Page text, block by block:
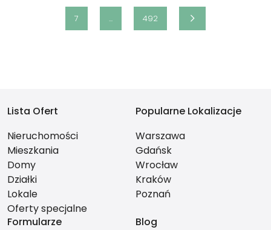
7 ... 492
Lista Ofert
Nieruchomości
Mieszkania
Domy
Działki
Lokale
Oferty specjalne
Popularne Lokalizacje
Warszawa
Gdańsk
Wrocław
Kraków
Poznań
Formularze
Blog